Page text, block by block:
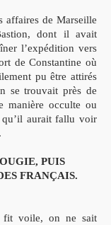
affaires de Marseille
dont il avait
l’expédition vers
de Constantine où
pu être attirés
se trouvait près de
manière occulte ou
qu’il aurait fallu voir
PUIS
FRANÇAIS.
voile, on ne sait